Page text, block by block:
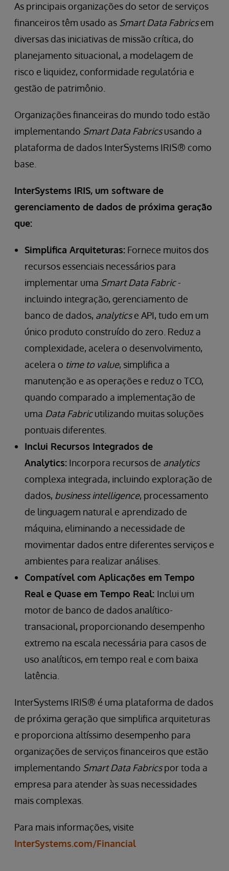
As principais organizações do setor de serviços
financeiros têm usado as Smart Data Fabricsem
diversas das iniciativas de missão crítica, do
planejamento situacional, a modelagem de
risco e liquidez, conformidade regulatória e
gestão de patrimônio.
Organizações financeiras do mundo todo estão
implementando Smart Data Fabricsusando a
plataforma de dados InterSystems IRIS® como
base.
InterSystems IRIS, um software de
gerenciamento de dados de próxima geração
que:
Simplifica Arquiteturas: Fornece muitos dos
recursos essenciais necessários para
implementar uma Smart Data Fabric-
incluindo integração, gerenciamento de
banco de dados, analyticse API, tudo em um
único produto construído do zero. Reduz a
complexidade, acelera o desenvolvimento,
acelera o time to value, simplifica a
manutenção e as operações e reduz o TCO,
quando comparado a implementação de
uma Data Fabricutilizando muitas soluções
pontuais diferentes.
Inclui Recursos Integrados de
Analytics: Incorpora recursos de analytics
complexa integrada, incluindo exploração de
dados, business intelligence, processamento
de linguagem natural e aprendizado de
máquina, eliminando a necessidade de
movimentar dados entre diferentes serviços e
ambientes para realizar análises.
Compatível com Aplicações em Tempo
Real e Quase em Tempo Real: Inclui um
motor de banco de dados analítico-
transacional, proporcionando desempenho
extremo na escala necessária para casos de
uso analíticos, em tempo real e com baixa
latência.
InterSystems IRIS® é uma plataforma de dados
de próxima geração que simplifica arquiteturas
e proporciona altíssimo desempenho para
organizações de serviços financeiros que estão
implementando Smart Data Fabricspor toda a
empresa para atender às suas necessidades
mais complexas.
Para mais informações, visite
InterSystems.com/Financial